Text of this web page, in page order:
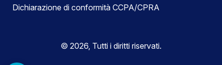
Dichiarazione di conformità CCPA/CPRA
© 2026, Tutti i diritti riservati.